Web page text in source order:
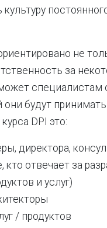
культуру
не
за
они будут
DPI это:
директора,
кто отвечает за
и услуг)
/ продуктов